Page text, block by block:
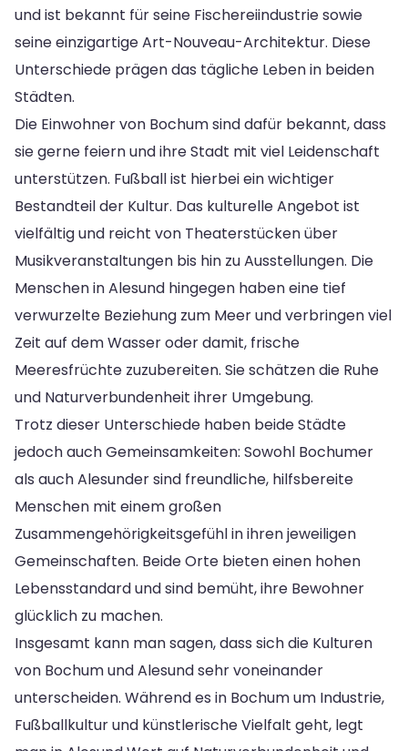
und ist bekannt für seine Fischereiindustrie sowie
seine einzigartige Art-Nouveau-Architektur. Diese
Unterschiede prägen das tägliche Leben in beiden
Städten.
Die Einwohner von Bochum sind dafür bekannt, dass
sie gerne feiern und ihre Stadt mit viel Leidenschaft
unterstützen. Fußball ist hierbei ein wichtiger
Bestandteil der Kultur. Das kulturelle Angebot ist
vielfältig und reicht von Theaterstücken über
Musikveranstaltungen bis hin zu Ausstellungen. Die
Menschen in Alesund hingegen haben eine tief
verwurzelte Beziehung zum Meer und verbringen viel
Zeit auf dem Wasser oder damit, frische
Meeresfrüchte zuzubereiten. Sie schätzen die Ruhe
und Naturverbundenheit ihrer Umgebung.
Trotz dieser Unterschiede haben beide Städte
jedoch auch Gemeinsamkeiten: Sowohl Bochumer
als auch Alesunder sind freundliche, hilfsbereite
Menschen mit einem großen
Zusammengehörigkeitsgefühl in ihren jeweiligen
Gemeinschaften. Beide Orte bieten einen hohen
Lebensstandard und sind bemüht, ihre Bewohner
glücklich zu machen.
Insgesamt kann man sagen, dass sich die Kulturen
von Bochum und Alesund sehr voneinander
unterscheiden. Während es in Bochum um Industrie,
Fußballkultur und künstlerische Vielfalt geht, legt